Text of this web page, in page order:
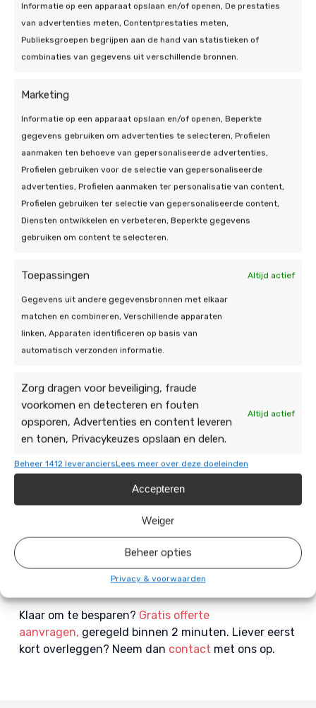
Informatie op een apparaat opslaan en/of openen, De prestaties
van advertenties meten, Contentprestaties meten,
Publieksgroepen begrijpen aan de hand van statistieken of
combinaties van gegevens uit verschillende bronnen.
Marketing
Informatie op een apparaat opslaan en/of openen, Beperkte
gegevens gebruiken om advertenties te selecteren, Profielen
aanmaken ten behoeve van gepersonaliseerde advertenties,
Profielen gebruiken voor de selectie van gepersonaliseerde
advertenties, Profielen aanmaken ter personalisatie van content,
Profielen gebruiken ter selectie van gepersonaliseerde content,
Diensten ontwikkelen en verbeteren, Beperkte gegevens
gebruiken om content te selecteren.
Toepassingen Altijd actief
Gegevens uit andere gegevensbronnen met elkaar
matchen en combineren, Verschillende apparaten
linken, Apparaten identificeren op basis van
automatisch verzonden informatie.
Zorg dragen voor beveiliging, fraude
voorkomen en detecteren en fouten
opsporen, Advertenties en content leveren
en tonen, Privacykeuzes opslaan en delen.
Altijd actief
Beheer 1412 leveranciersLees meer over deze doeleinden
Accepteren
Weiger
Beheer opties
Privacy & voorwaarden
De terugverdientijd hangt vooral af van isolatie,
energieprijzen en uw huidige gasverbruik. Voor een
all-electric oplossing is 7–12 jaar een realistische
investering lager is en u direct gas bespaart.
Bereken uw besparing via een gratis offerte, gratis
binnen 2 minuten geregeld.
Vraag vandaag nog een
gratis offerte aan voor uw
gezin
Wat De Duurzame Jongens voor u
regelen, van advies tot installatie
Wilt u snel weten welke warmtepomp voor een
middelgroot gezin het beste past bij uw woning en
verbruik? Wij maken het kiezen eenvoudig. U krijgt
(tekort aan comfort) uitkomt.
Zo werkt het in de praktijk: we starten met een
gratis adviesgesprek op basis van uw woningtype,
isolatie en gezinssituatie. Daarna doen we een
warmtepomp kiezen, inclusief duidelijk type- en
vermogensadvies op maat. Vervolgens verzorgen
onze gecertificeerde monteurs de complete
installatie, netjes en veilig. En ook na oplevering
blijft u ontzorgd met onderhoud en service via De
Duurzame Jongens.
Klaar om te besparen? Gratis offerte
aanvragen, geregeld binnen 2 minuten. Liever eerst
kort overleggen? Neem dan contact met ons op.